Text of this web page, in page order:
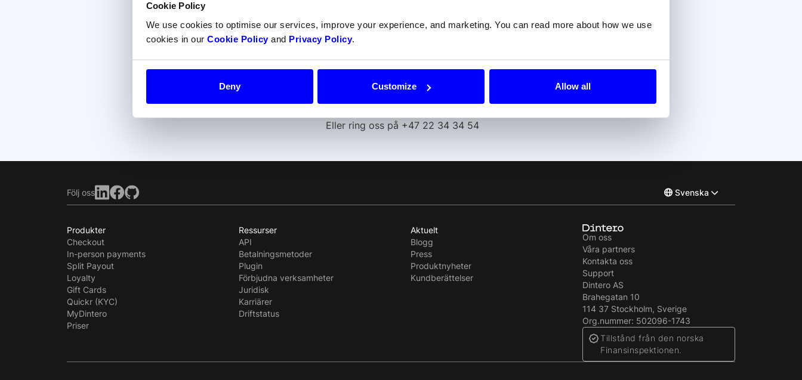
Cookie Policy
We use cookies to optimise our services, improve your experience, and marketing. You can read more about how we use
cookies in our Cookie Policyand Privacy Policy.
Deny Customize Allow all
Föredrar du att prata med oss?
Ta hjälp av en av våra betalningsexperter.
Kontakta supporten
Eller ring oss på +47 22 34 34 54
Följ oss Svenska
Produkter
Checkout
In-person payments
Split Payout
Loyalty
Gift Cards
Quickr (KYC)
MyDintero
Priser
Ressurser
API
Betalningsmetoder
Plugin
Förbjudna verksamheter
Juridisk
Karriärer
Driftstatus
Aktuelt
Blogg
Press
Produktnyheter
Kundberättelser
Om oss
Våra partners
Kontakta oss
Support
Dintero AS
Brahegatan 10
114 37 Stockholm, Sverige
Org.nummer: 502096-1743
Tillstånd från den norska
Finansinspektionen.